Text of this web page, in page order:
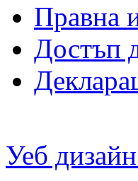
Правна
Достъп
Уеб